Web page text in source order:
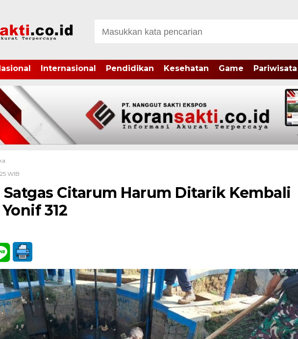
Internasional Pendidikan Kesehatan Game Pariwisata
WIB
Citarum Harum Ditarik Kembali
312